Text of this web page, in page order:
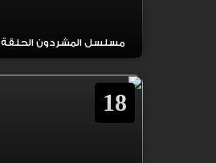
مسلسل المشردون الحلقة 19 مترجمة
18